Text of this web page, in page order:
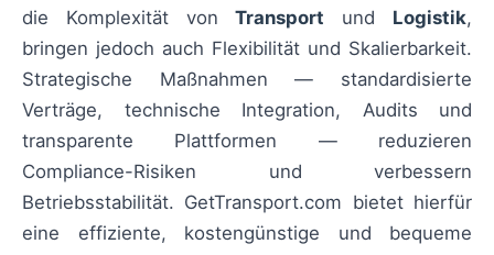
die Komplexität vonTransport und Logistik,
bringen jedoch auch Flexibilität und Skalierbarkeit.
Strategische Maßnahmen — standardisierte
Verträge, technische Integration, Audits und
transparente Plattformen — reduzieren
Compliance-Risiken und verbessern
Betriebsstabilität. GetTransport.com bietet hierfür
eine effiziente, kostengünstige und bequeme